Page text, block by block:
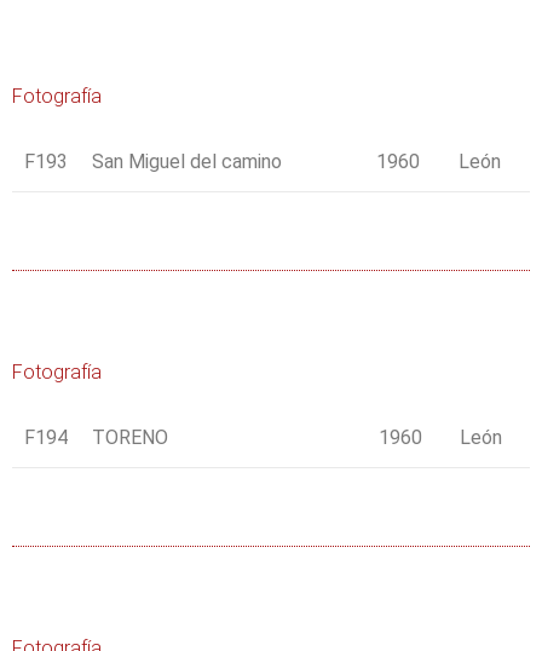
Fotografía
F193 San Miguel del camino 1960 León
Fotografía
F194 TORENO 1960 León